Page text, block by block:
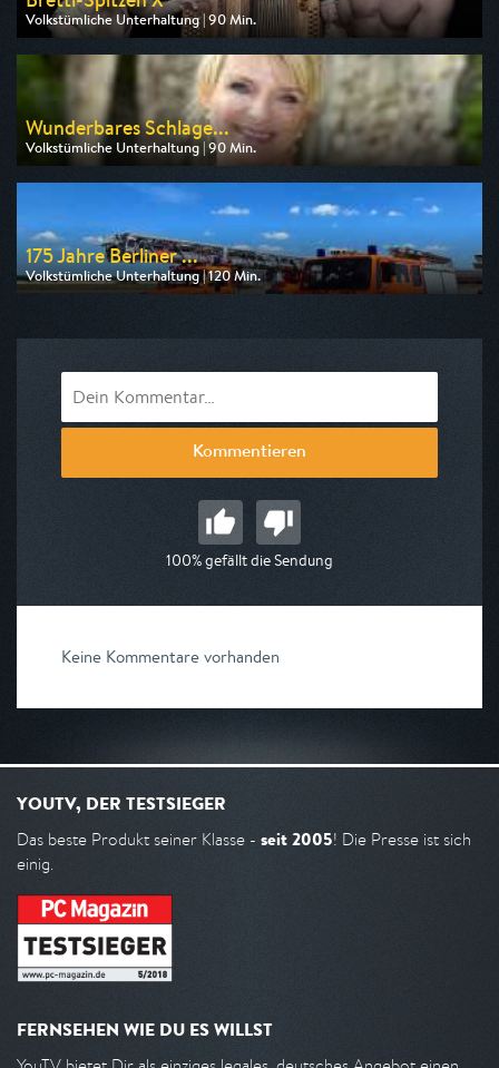
Volkstümliche Unterhaltung | 90 Min.
Ausgestrahlt von BR
am 09.08.2026, 20:15
Wunderbares Schlage...
Volkstümliche Unterhaltung | 90 Min.
Ausgestrahlt von MDR
am 21.08.2026, 20:15
175 Jahre Berliner ...
Volkstümliche Unterhaltung | 120 Min.
Ausgestrahlt von rbb
Kommentieren
100% gefällt die Sendung
Keine Kommentare vorhanden
YOUTV, DER TESTSIEGER
Das beste Produkt seiner Klasse - seit 2005! Die Presse ist sich
einig.
FERNSEHEN WIE DU ES WILLST